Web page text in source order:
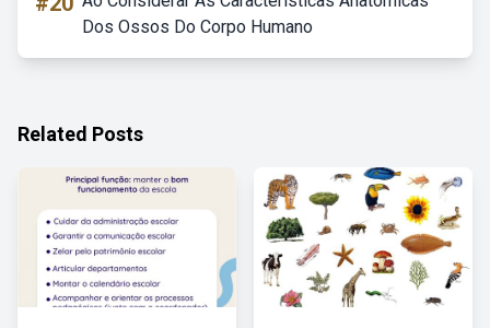
Dos Ossos Do Corpo Humano
Related Posts